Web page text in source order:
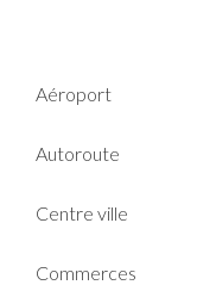
Aéroport
Autoroute
Centre ville
Commerces